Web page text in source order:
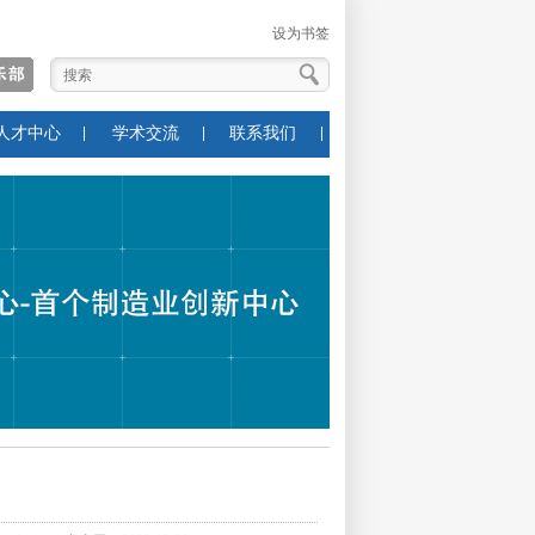
设为书签
才中心 学术交流 联系我们